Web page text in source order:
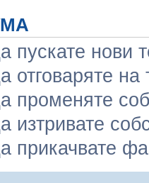
пускате нови
отговаряте на
променяте
изтривате
прикачвате